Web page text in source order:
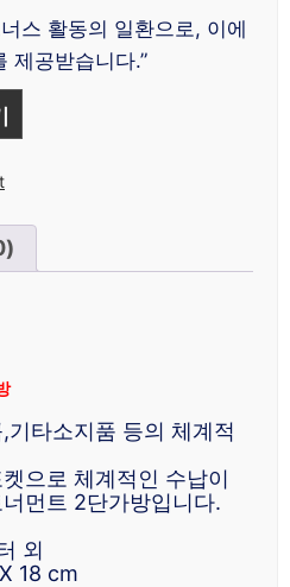
:
스 활동의 일환으로, 이에
제공받습니다.”
기타소지품 등의 체계적
으로 체계적인 수납이
먼트 2단가방입니다.
외
18 cm